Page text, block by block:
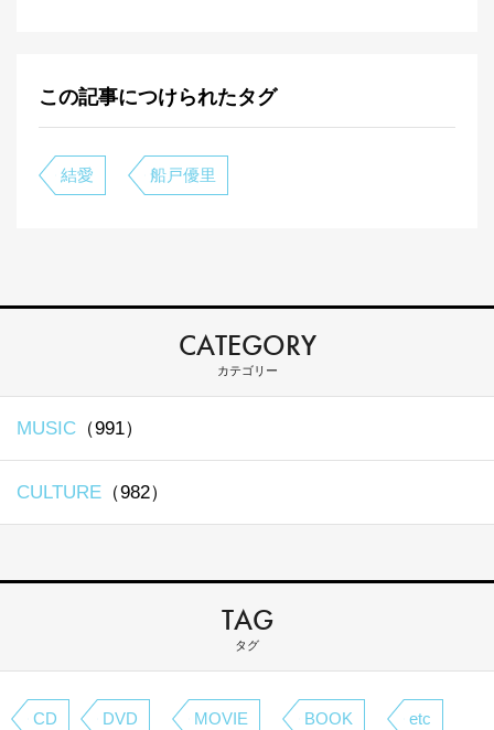
この記事につけられたタグ
結愛 船戸優里
CATEGORY
カテゴリー
MUSIC （991）
CULTURE （982）
TAG
タグ
CD DVD MOVIE BOOK etc